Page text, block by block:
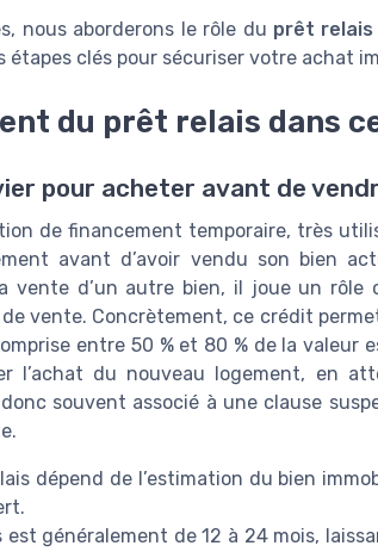
nous aborderons le rôle du prêt relais
étapes clés pour sécuriser votre achat
du prêt relais dans
pour acheter avant de
de financement temporaire, très
avant d’avoir vendu son bien
vente d’un autre bien, il joue un rôle
vente. Concrètement, ce crédit
entre 50 % et 80 % de la valeur
l’achat du nouveau logement, en
souvent associé à une clause
dépend de l’estimation du bien
est généralement de 12 à 24 mois,